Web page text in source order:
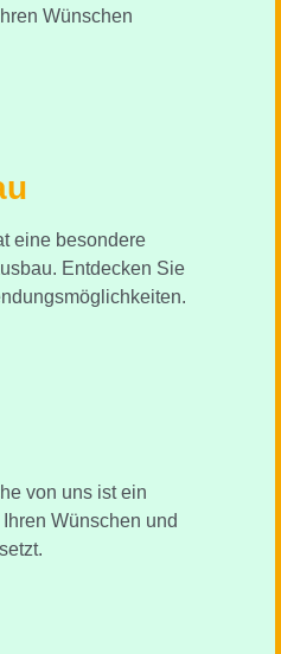
Wünschen
eine besondere
Entdecken Sie
von uns ist ein
Wünschen und